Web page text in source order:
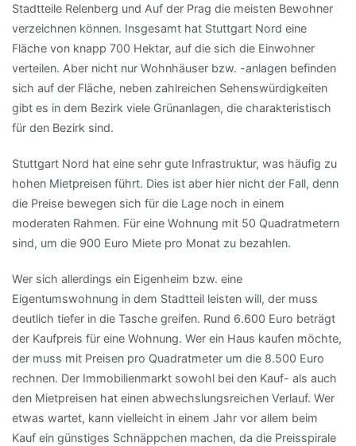
Stadtteile Relenberg und Auf der Prag die meisten Bewohner
verzeichnen können. Insgesamt hat Stuttgart Nord eine
Fläche von knapp 700 Hektar, auf die sich die Einwohner
verteilen. Aber nicht nur Wohnhäuser bzw. -anlagen befinden
sich auf der Fläche, neben zahlreichen Sehenswürdigkeiten
gibt es in dem Bezirk viele Grünanlagen, die charakteristisch
für den Bezirk sind.
Stuttgart Nord hat eine sehr gute Infrastruktur, was häufig zu
hohen Mietpreisen führt. Dies ist aber hier nicht der Fall, denn
die Preise bewegen sich für die Lage noch in einem
moderaten Rahmen. Für eine Wohnung mit 50 Quadratmetern
sind, um die 900 Euro Miete pro Monat zu bezahlen.
Wer sich allerdings ein Eigenheim bzw. eine
Eigentumswohnung in dem Stadtteil leisten will, der muss
deutlich tiefer in die Tasche greifen. Rund 6.600 Euro beträgt
der Kaufpreis für eine Wohnung. Wer ein Haus kaufen möchte,
der muss mit Preisen pro Quadratmeter um die 8.500 Euro
rechnen. Der Immobilienmarkt sowohl bei den Kauf- als auch
den Mietpreisen hat einen abwechslungsreichen Verlauf. Wer
etwas wartet, kann vielleicht in einem Jahr vor allem beim
Kauf ein günstiges Schnäppchen machen, da die Preisspirale